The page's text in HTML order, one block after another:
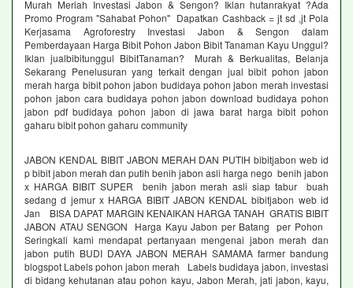
Murah Meriah Investasi Jabon & Sengon? Iklan hutanrakyat ?Ada
Promo Program "Sahabat Pohon" Dapatkan Cashback = jt sd ,jt Pola
Kerjasama Agroforestry Investasi Jabon & Sengon dalam
Pemberdayaan Harga Bibit Pohon Jabon Bibit Tanaman Kayu Unggul?
Iklan jualbibitunggul BibitTanaman? Murah & Berkualitas, Belanja
Sekarang Penelusuran yang terkait dengan jual bibit pohon jabon
merah harga bibit pohon jabon budidaya pohon jabon merah investasi
pohon jabon cara budidaya pohon jabon download budidaya pohon
jabon pdf budidaya pohon jabon di jawa barat harga bibit pohon
gaharu bibit pohon gaharu community
JABON KENDAL BIBIT JABON MERAH DAN PUTIH bibitjabon web id
p bibit jabon merah dan putih benih jabon asli harga nego benih jabon
x HARGA BIBIT SUPER benih jabon merah asli siap tabur buah
sedang d jemur x HARGA BIBIT JABON KENDAL bibitjabon web id
Jan BISA DAPAT MARGIN KENAIKAN HARGA TANAH GRATIS BIBIT
JABON ATAU SENGON Harga Kayu Jabon per Batang per Pohon
Seringkali kami mendapat pertanyaan mengenai jabon merah dan
jabon putih BUDI DAYA JABON MERAH SAMAMA farmer bandung
blogspot Labels pohon jabon merah Labels budidaya jabon, investasi
di bidang kehutanan atau pohon kayu, Jabon Merah, jati jabon, kayu,